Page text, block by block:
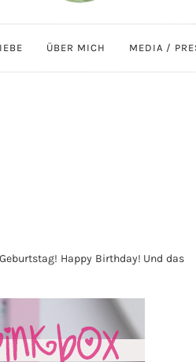
ÜBER MICH MEDIA /
Happy Birthday! Und das